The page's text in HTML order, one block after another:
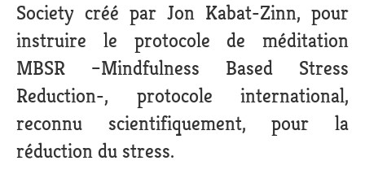
Society créé par Jon Kabat-Zinn, pour
instruire le protocole de méditation
MBSR –Mindfulness Based Stress
Reduction-, protocole international,
reconnu scientifiquement, pour la
réduction du stress.